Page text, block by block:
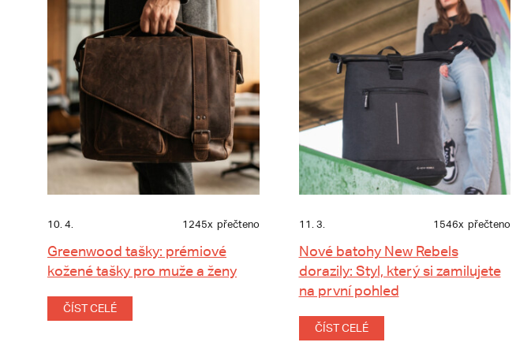
10. 4. 1245x přečteno
Greenwood tašky: prémiové
kožené tašky pro muže a ženy
ČÍST CELÉ
11. 3. 1546x přečteno
Nové batohy New Rebels
dorazily: Styl, který si zamilujete
na první pohled
ČÍST CELÉ